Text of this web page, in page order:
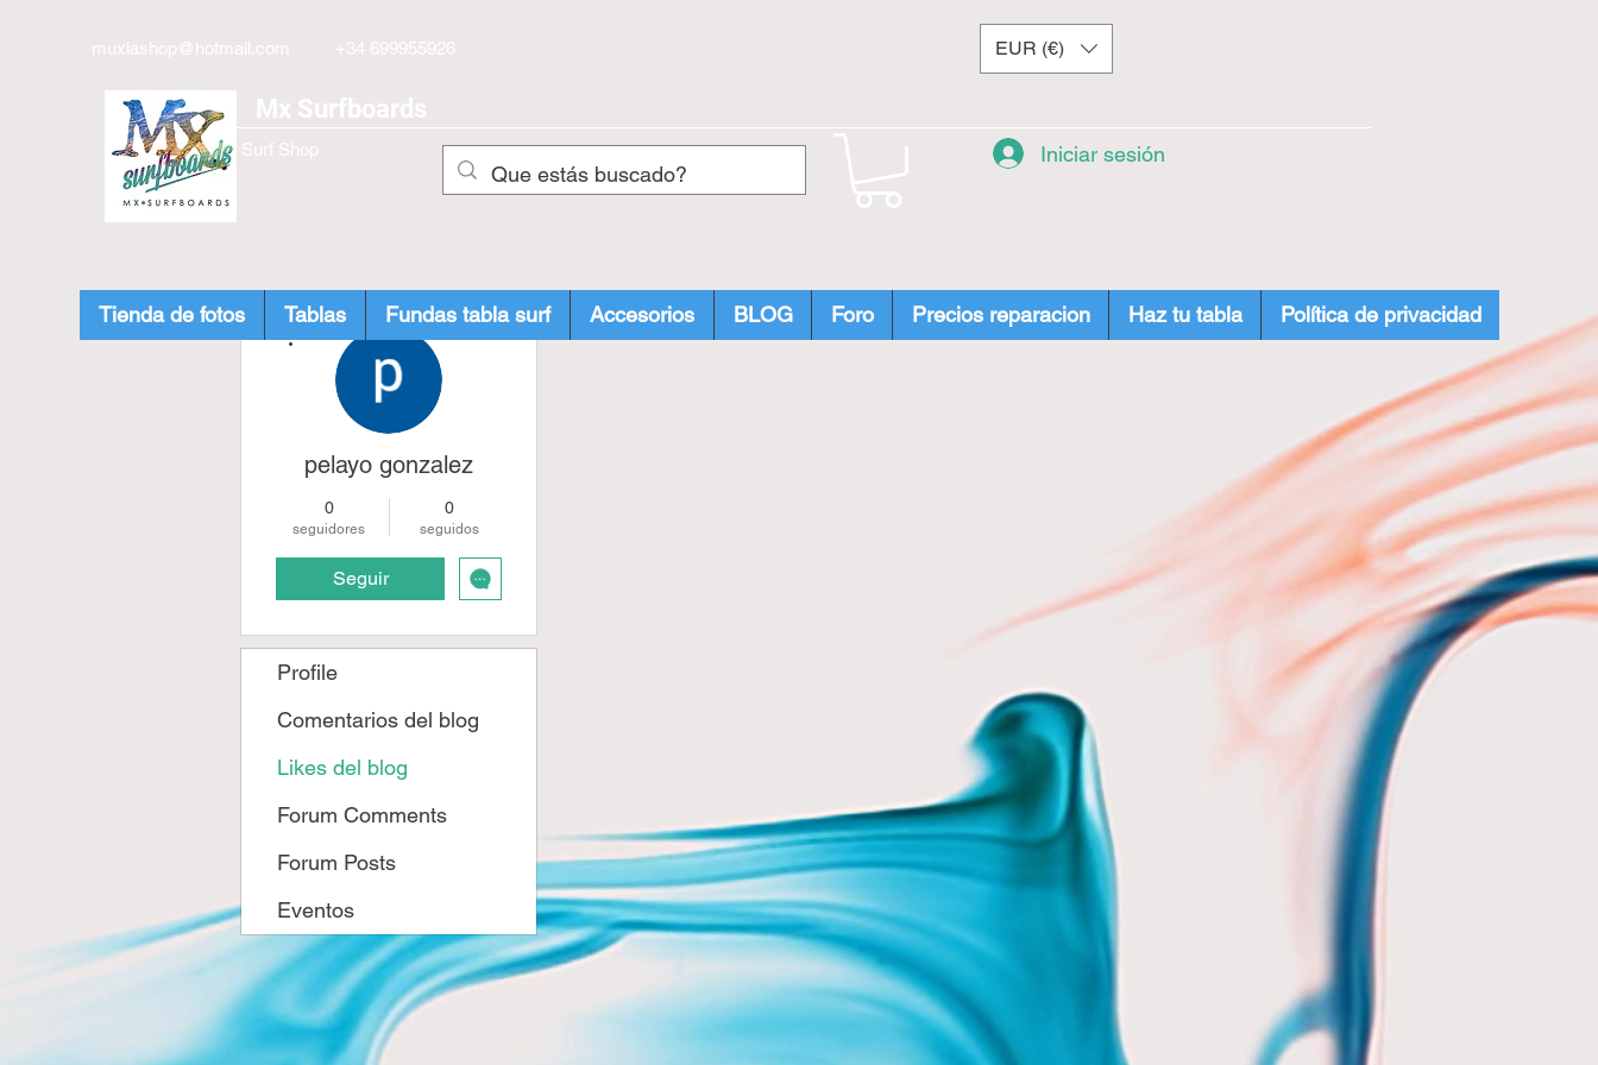
muxiashop@hotmail.com +34 699955926 EUR (€)
Mx Surfboards
Surf Shop Iniciar sesión
Tienda de fotos Tablas Fundas tabla surf Accesorios BLOG Foro Precios reparacion Haz tu tabla Política de privacidad
pelayo gonzalez
0
seguidores
0
seguidos
Seguir
Más acciones
Profile
Comentarios del blog
Likes del blog
Forum Comments
Forum Posts
Eventos